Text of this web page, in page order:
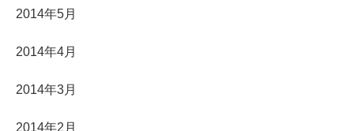
2014年5月
2014年4月
2014年3月
2014年2月